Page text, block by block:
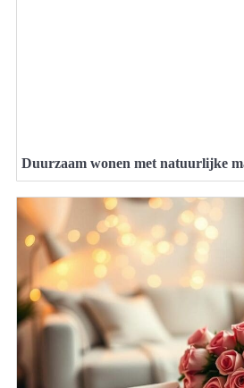
Duurzaam wonen met natuurlijke